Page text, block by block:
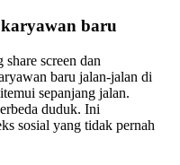
baru
screen dan
baru jalan-jalan di
sepanjang jalan.
duduk. Ini
sosial yang tidak pernah